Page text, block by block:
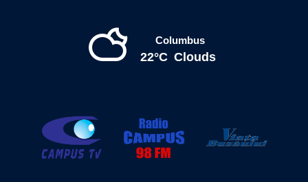
Columbus
22°C Clouds